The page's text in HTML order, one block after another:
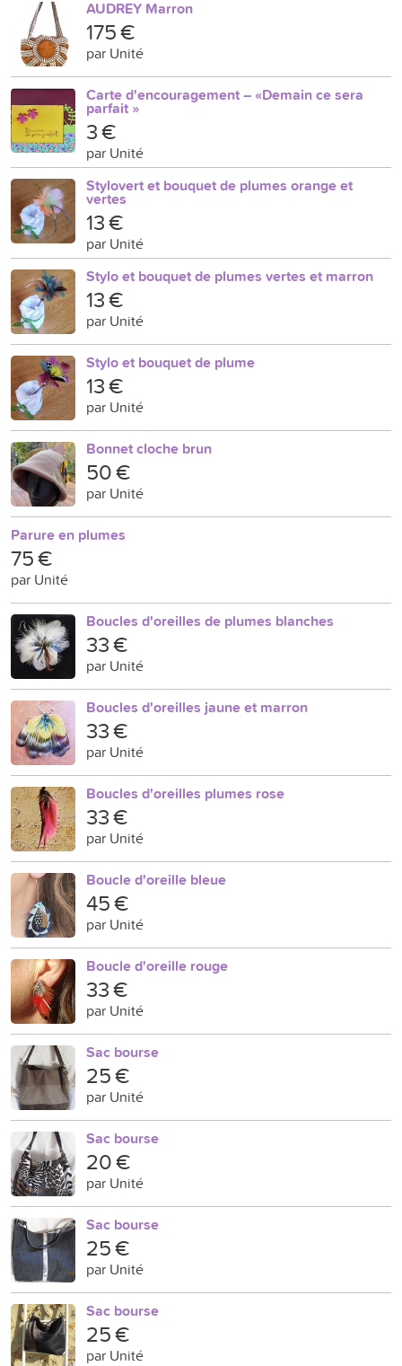
AUDREY Marron
175 €
par Unité
Carte d'encouragement – «Demain ce sera
parfait »
3 €
par Unité
Stylovert et bouquet de plumes orange et
vertes
13 €
par Unité
Stylo et bouquet de plumes vertes et marron
13 €
par Unité
Stylo et bouquet de plume
13 €
par Unité
Bonnet cloche brun
50 €
par Unité
Parure en plumes
75 €
par Unité
Boucles d'oreilles de plumes blanches
33 €
par Unité
Boucles d'oreilles jaune et marron
33 €
par Unité
Boucles d'oreilles plumes rose
33 €
par Unité
Boucle d'oreille bleue
45 €
par Unité
Boucle d'oreille rouge
33 €
par Unité
Sac bourse
25 €
par Unité
Sac bourse
20 €
par Unité
Sac bourse
25 €
par Unité
Sac bourse
25 €
par Unité